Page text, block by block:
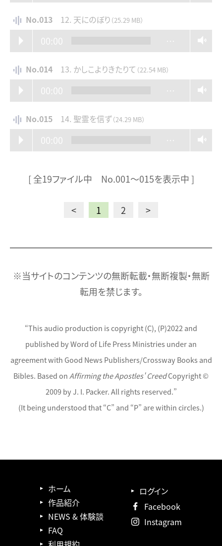
No.01312. 天にのぼり （25.29 MB）
00:00 …
No.01413. かしこよりきたりて （22.54 MB）
00:00 …
No.01514. 聖霊を信ず（24.29 MB）
00:00 …
[ 全19ファイル中 No.001〜015を表示中 ]
< 1 2 >
※当サイトのコンテンツの無断転載・無断複製・無断
転用を禁じます。
“This audio production is copyright (C), (P)2022 and
published by Word of Life Press Ministries under an
agreement with Good News Publishers/Crossway Books and
Bibles. Based onAffirming the Apostles' CreedCopyright ©︎
2009 by J. I. Packer. All rights reserved.”
(It being understood that “C” and “P” are within circles.)
ホーム
作品紹介
NEWS & 体験談
FAQ
ログイン
Facebook
Instagram